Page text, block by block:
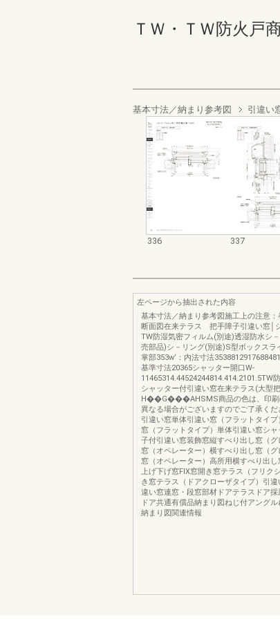
ＴＷ・ＴＷ防火戸
基本寸法／納まり参考図 引違い
336 337
左ページから抽出された内容
基本寸法／納まり参考図施工上の注意
断面図在来テラス 把手障子引違い窓│
TW防湿気密フィルム(別途)透湿防水シ
売部品)シ－リング(別途)S型ボックスラ
掌部353w’：内法寸法
基準寸法20365シャッター開口W-
シャッター付引違い窓在来テラス(大型
H��G���AHSMS商品の色は、印刷
異なる場合がございますのでご了承く
引違い窓単体引違い窓（フラットタイ
窓（フラットタイプ）単体引違い窓シ
子付引違い窓装飾窓縦すべり出し窓（
窓（オペレーター）横すべり出し窓（
窓（オペレーター）高所用横すべり出
上げ下げ窓FIX窓開き窓テラス（フリク
き窓テラス（ドアクローザタイプ）引
違い窓連窓・段窓部材ドアテラスドア
ドア共通有償品納まり図ねじ付アング
納まり図関連情報